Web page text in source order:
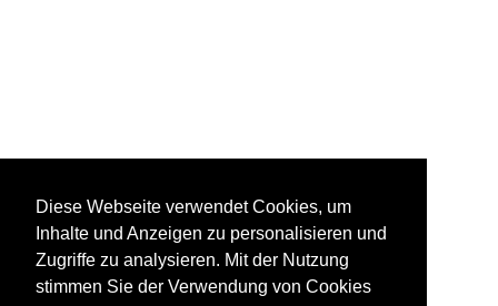
Diese Webseite verwendet Cookies, um
Inhalte und Anzeigen zu personalisieren und
Zugriffe zu analysieren. Mit der Nutzung
stimmen Sie der Verwendung von Cookies